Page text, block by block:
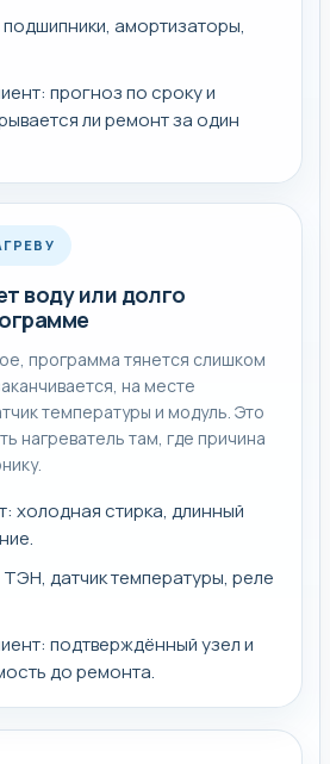
амортизаторы,
прогноз по сроку и
ли ремонт за один
воду или долго
программа тянется слишком
на месте
температуры и модуль. Это
нагреватель там, где причина
холодная стирка, длинный
датчик температуры, реле
подтверждённый узел и
до ремонта.